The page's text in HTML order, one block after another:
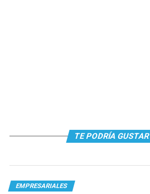
TE PODRÍA GUSTAR
EMPRESARIALES